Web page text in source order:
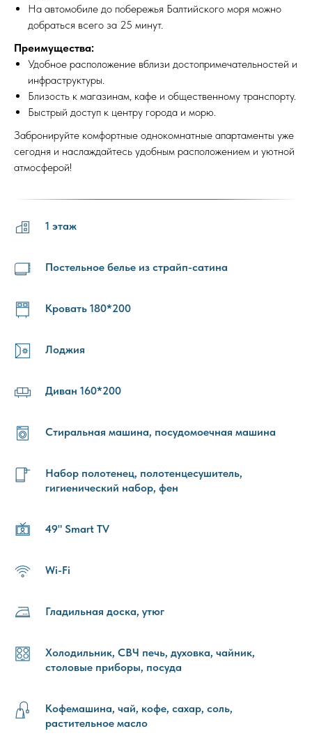
На автомобиле до побережья Балтийского моря можно
добраться всего за 25 минут.
Преимущества:
Удобное расположение вблизи достопримечательностей и
инфраструктуры.
Близость к магазинам, кафе и общественному транспорту.
Быстрый доступ к центру города и морю.
Забронируйте комфортные однокомнатные апартаменты уже
сегодня и наслаждайтесь удобным расположением и уютной
атмосферой!
1 этаж
Постельное белье из страйп-сатина
Кровать 180*200
Лоджия
Диван 160*200
Стиральная машина, посудомоечная машина
Набор полотенец, полотенцесушитель,
гигиенический набор, фен
49" Smart TV
Wi-Fi
Гладильная доска, утюг
Холодильник, СВЧ печь, духовка, чайник,
столовые приборы, посуда
Кофемашина, чай, кофе, сахар, соль,
растительное масло